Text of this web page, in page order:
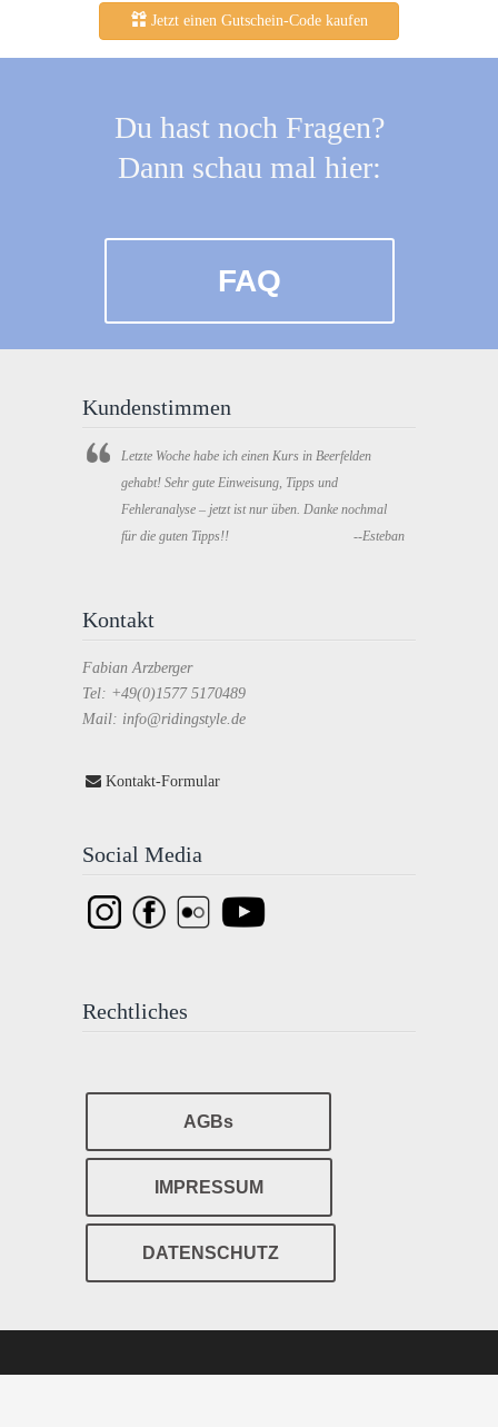
Jetzt einen Gutschein-Code kaufen
Du hast noch Fragen?
Dann schau mal hier:
FAQ
Kundenstimmen
Letzte Woche habe ich einen Kurs in Beerfelden
gehabt! Sehr gute Einweisung, Tipps und
Fehleranalyse – jetzt ist nur üben. Danke nochmal
für die guten Tipps!!
--Esteban
Kontakt
Fabian Arzberger
Tel: +49(0)1577 5170489
Mail: info@ridingstyle.de
Kontakt-Formular
Social Media
Rechtliches
AGBs
IMPRESSUM
DATENSCHUTZ